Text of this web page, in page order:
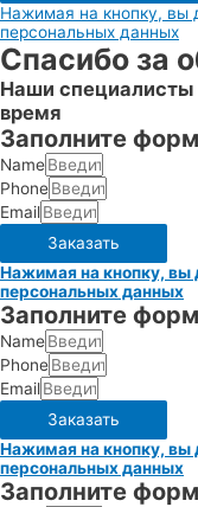
Нажимая на кнопку, вы
персональных данных
Спасибо за
Наши
время
Заполните
Name
Phone
Email
Заказать
Нажимая на кнопку, вы
персональных данных
Заполните
Name
Phone
Email
Заказать
Нажимая на кнопку, вы
персональных данных
Заполните